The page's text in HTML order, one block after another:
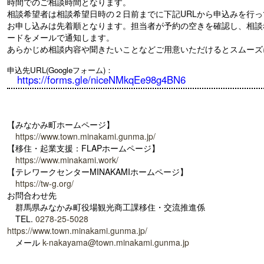
相談希望者は相談希望日時の２日前までに下記URLから申込みを行
お申し込みは先着順となります。担当者が予約の空きを確認し、相
ードをメールで通知します。
あらかじめ相談内容や聞きたいことなどご用意いただけるとスムー
申込先URL(Googleフォーム)：
https://forms.gle/niceNMkqEe98g4BN6
【みなかみ町ホームページ】
https://www.town.minakami.gunma.jp/
【移住・起業支援：FLAPホームページ】
https://www.minakami.work/
【テレワークセンターMINAKAMIホームページ】
https://tw-g.org/
お問合わせ先
群馬県みなかみ町役場観光商工課移住・交流推進係
TEL. 0278-25-5028
https://www.town.minakami.gunma.jp/
メール k-nakayama@town.minakami.gunma.jp